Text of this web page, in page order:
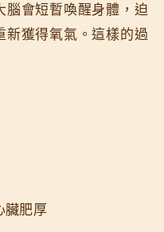
腦會短暫喚醒身體，迫
新獲得氧氣。這樣的過
臟肥厚